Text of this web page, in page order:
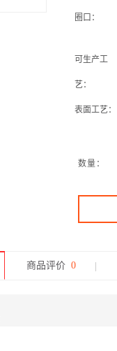
圈口：
可生产工
艺：
表面工艺：
数量：
商品评价 0